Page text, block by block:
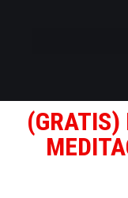
(GRATIS)